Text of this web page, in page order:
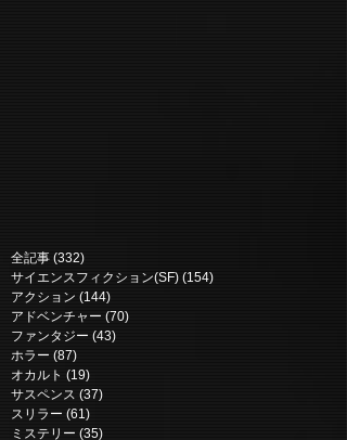
全記事 (332)
サイエンスフィクション(SF) (154)
アクション (144)
アドベンチャー (70)
ファンタジー (43)
ホラー (87)
オカルト (19)
サスペンス (37)
スリラー (61)
ミステリー (35)